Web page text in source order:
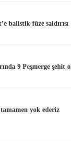
balistik füze saldırısı
9 Peşmerge şehit
yok ederiz